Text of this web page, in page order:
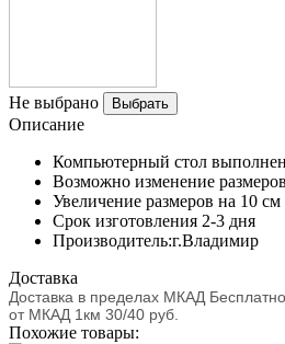
Не выбрано Выбрать
Описание
Компьютерный стол
Возможно изменение размеров
Увеличение размеров на 10
Срок изготовления 2-3 дня
Производитель:г.Владимир
Доставка
Доставка в пределах МКАД Бесплатно
от МКАД 1км 30/40 руб.
Похожие товары: